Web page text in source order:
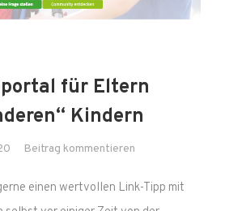
für Eltern
Kindern
Beitrag kommentieren
für
Eltern
einen wertvollen Link-Tipp mit